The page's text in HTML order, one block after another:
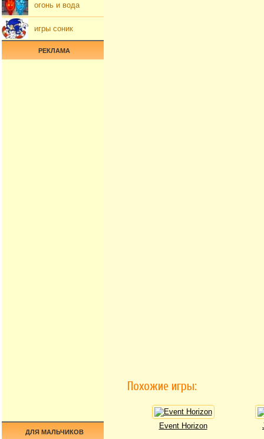
Похожие игры:
Event Horizon
огонь и вода
игры соник
РЕКЛАМА
ДЛЯ МАЛЬЧИКОВ